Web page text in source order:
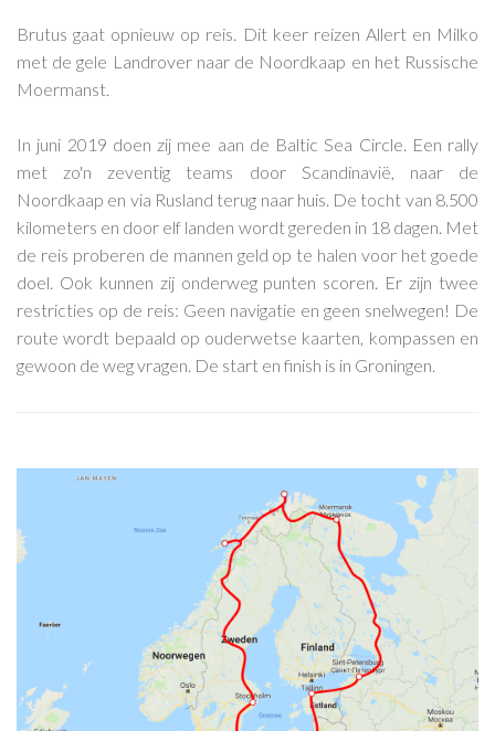
Brutus gaat opnieuw op reis. Dit keer reizen Allert en Milko
met de gele Landrover naar de Noordkaap en het Russische
Moermanst.
In juni 2019 doen zij mee aan de Baltic Sea Circle. Een rally
met zo'n zeventig teams door Scandinavië, naar de
Noordkaap en via Rusland terug naar huis. De tocht van 8.500
kilometers en door elf landen wordt gereden in 18 dagen. Met
de reis proberen de mannen geld op te halen voor het goede
doel. Ook kunnen zij onderweg punten scoren. Er zijn twee
restricties op de reis: Geen navigatie en geen snelwegen! De
route wordt bepaald op ouderwetse kaarten, kompassen en
gewoon de weg vragen. De start en finish is in Groningen.